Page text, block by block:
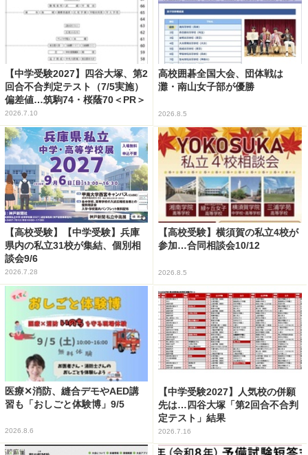
【中学受験2027】四谷大塚、第2
回合不合判定テスト（7/5実施）
偏差値…筑駒74・桜蔭70＜PR＞
2026.7.10
高校囲碁全国大会、団体戦は
灘・南山女子部が優勝
2026.8.5
【高校受験】【中学受験】兵庫
県内の私立31校が集結、個別相
談会9/6
2026.7.28
【高校受験】横須賀の私立4校が
参加…合同相談会10/12
2026.8.5
医療✕消防、縫合デモやAED講
習も「おしごと体験博」9/5
2026.8.6
【中学受験2027】人気校の併願
先は…四谷大塚「第2回合不合判
定テスト」結果
2026.7.16